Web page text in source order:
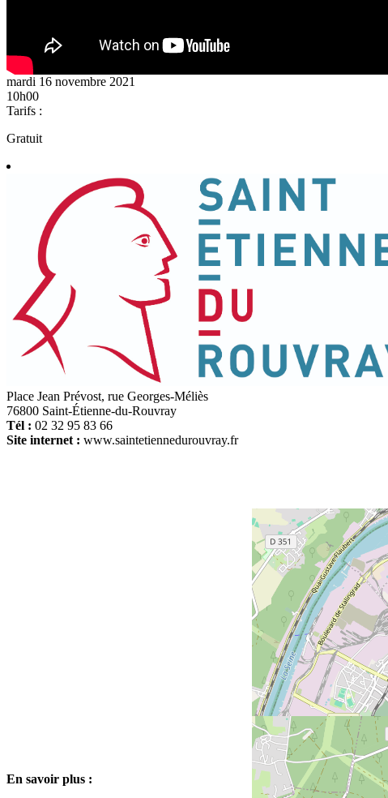
mardi 16 novembre 2021
10h00
Tarifs :
Gratuit
Place Jean Prévost, rue Georges-Méliès
76800 Saint-Étienne-du-Rouvray
Tél : 02 32 95 83 66
Site internet : www.saintetiennedurouvray.fr
En savoir plus :